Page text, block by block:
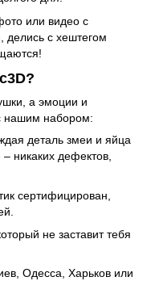
или видео с
с хештегом
а эмоции и
нашим набором:
деталь змеи и яйца
никаких дефектов,
сертифицирован,
не заставит тебя
Одесса, Харьков или